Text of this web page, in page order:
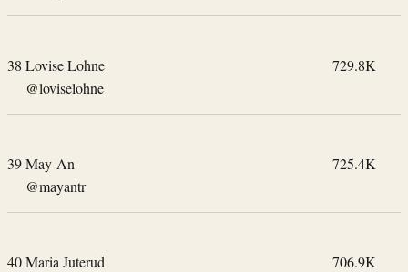
38 Lovise Lohne
@loviselohne
729.8K
39May-An
@mayantr
725.4K
40Maria Juterud
706.9K